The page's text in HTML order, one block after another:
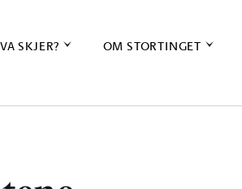
SKJER? OM STORTINGET